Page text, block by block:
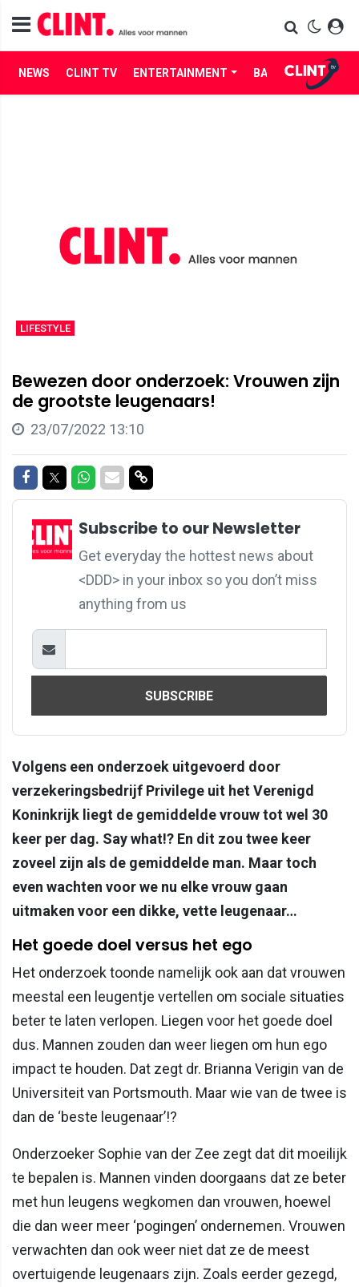
NEWS CLINT TV ENTERTAINMENT BABES LIFE
LIFESTYLE
Bewezen door onderzoek: Vrouwen zijn
de grootste leugenaars!
23/07/2022 13:10
Share on Facebook
Share on Twitter
Share on Whatsapp
Share via Mail
Share via link
Subscribe to our Newsletter
Get everyday the hottest news about
<DDD> in your inbox so you don’t miss
anything from us
SUBSCRIBE
Volgens een onderzoek uitgevoerd door
verzekeringsbedrijf Privilege uit het Verenigd
Koninkrijk liegt de gemiddelde vrouw tot wel 30
keer per dag. Say what!? En dit zou twee keer
zoveel zijn als de gemiddelde man. Maar toch
even wachten voor we nu elke vrouw gaan
uitmaken voor een dikke, vette leugenaar…
Het goede doel versus het ego
Het onderzoek toonde namelijk ook aan dat vrouwen
meestal een leugentje vertellen om sociale situaties
beter te laten verlopen. Liegen voor het goede doel
dus. Mannen zouden dan weer liegen om hun ego
impact te houden. Dat zegt dr. Brianna Verigin van de
Universiteit van Portsmouth. Maar wie van de twee is
dan de ‘beste leugenaar’!?
Onderzoeker Sophie van der Zee zegt dat dit moeilijk
te bepalen is. Mannen vinden doorgaans dat ze beter
met hun leugens wegkomen dan vrouwen, hoewel
die dan weer meer ‘pogingen’ ondernemen. Vrouwen
verwachten dan ook weer niet dat ze de meest
overtuigende leugenaars zijn. Zoals eerder gezegd,